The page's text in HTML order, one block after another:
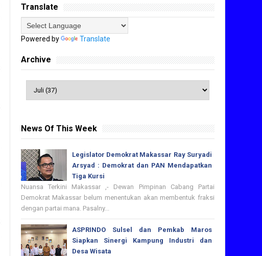
Translate
Powered by Translate
Archive
News Of This Week
Legislator Demokrat Makassar Ray Suryadi
Arsyad : Demokrat dan PAN Mendapatkan
Tiga Kursi
Nuansa Terkini Makassar ,- Dewan Pimpinan Cabang Partai
Demokrat Makassar belum menentukan akan membentuk fraksi
dengan partai mana. Pasalny...
ASPRINDO Sulsel dan Pemkab Maros
Siapkan Sinergi Kampung Industri dan
Desa Wisata